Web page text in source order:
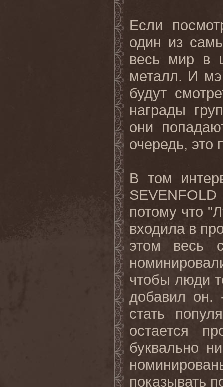
Если
один из
весь мир в
металл. И
будут
награды
они
очередь, это
В том
SEVENFOLD
потому что
входила в
этом весь
чтобы люди
добавил он.
стать
остается
буквально
показывать